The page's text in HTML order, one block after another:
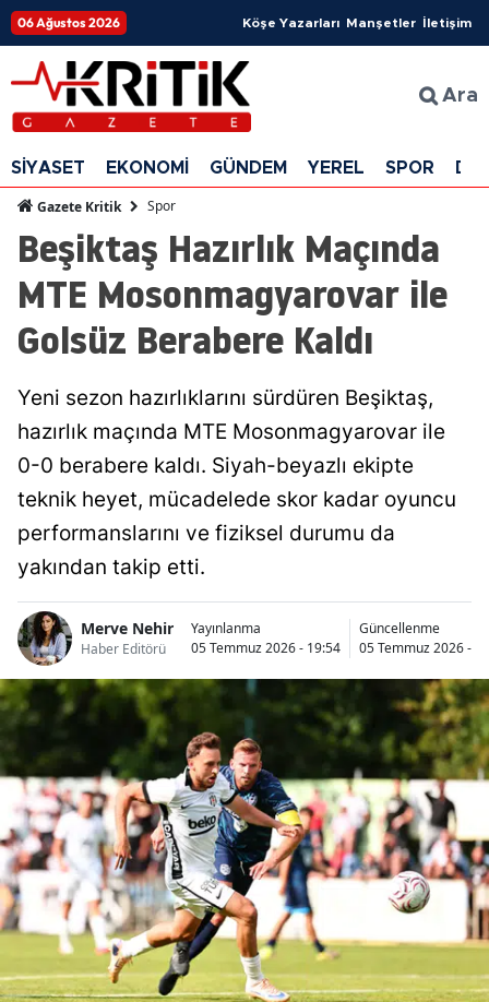
06 Ağustos 2026 Köşe Yazarları Manşetler İletişim
Ara
SİYASET EKONOMİ GÜNDEM YEREL SPOR
Gazete Kritik Spor
Beşiktaş Hazırlık Maçında
MTE Mosonmagyarovar ile
Golsüz Berabere Kaldı
Yeni sezon hazırlıklarını sürdüren Beşiktaş,
hazırlık maçında MTE Mosonmagyarovar ile
0-0 berabere kaldı. Siyah-beyazlı ekipte
teknik heyet, mücadelede skor kadar oyuncu
performanslarını ve fiziksel durumu da
yakından takip etti.
Merve Nehir
Haber Editörü
Yayınlanma
05 Temmuz 2026 - 19:54
Güncellenme
05 Temmuz 2026 -